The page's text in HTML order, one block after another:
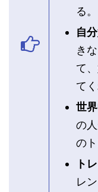
る。
自
き
て
てく
世
の
の
ト
レ